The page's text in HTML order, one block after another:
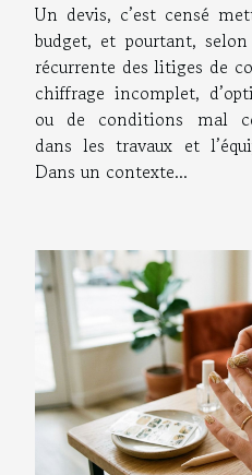
Un devis, c’est censé
budget, et pourtant,
récurrente des litiges de
chiffrage incomplet,
ou de conditions mal
dans les travaux et
Dans un contexte...